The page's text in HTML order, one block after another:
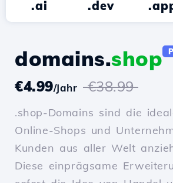
.ai .dev
domains.shop
€4.99/Jahr €38.99
.shop-Domains sind die
Online-Shops und
Kunden aus aller Welt
Diese einprägsame